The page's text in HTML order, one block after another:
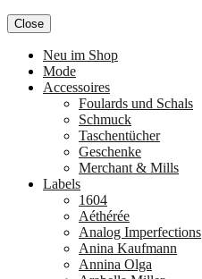
Close
Neu im Shop
Mode
Accessoires
Foulards und Schals
Schmuck
Taschentücher
Geschenke
Merchant & Mills
Labels
1604
Aéthérée
Analog Imperfections
Anina Kaufmann
Annina Olga